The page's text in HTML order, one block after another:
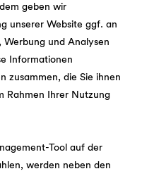
geben wir
unserer Website ggf. an
und Analysen
Informationen
zusammen, die Sie ihnen
Rahmen Ihrer Nutzung
Tool auf der
werden neben den